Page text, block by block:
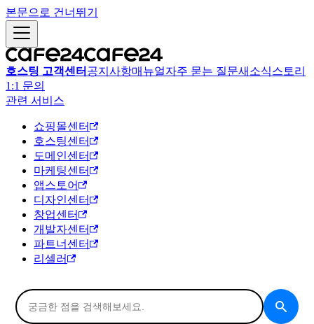
본문으로 건너뛰기
호스팅 고객센터 공지사항매뉴얼자주 묻는 질문새소식스토리
1:1 문의
관련 서비스
쇼핑몰센터
호스팅센터
도메인센터
마케팅센터
앱스토어
디자인센터
창업센터
개발자센터
파트너센터
리셀러